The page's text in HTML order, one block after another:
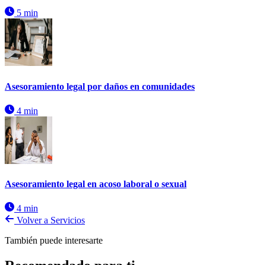
5 min
Asesoramiento legal por daños en comunidades
4 min
Asesoramiento legal en acoso laboral o sexual
4 min
Volver a Servicios
También puede interesarte